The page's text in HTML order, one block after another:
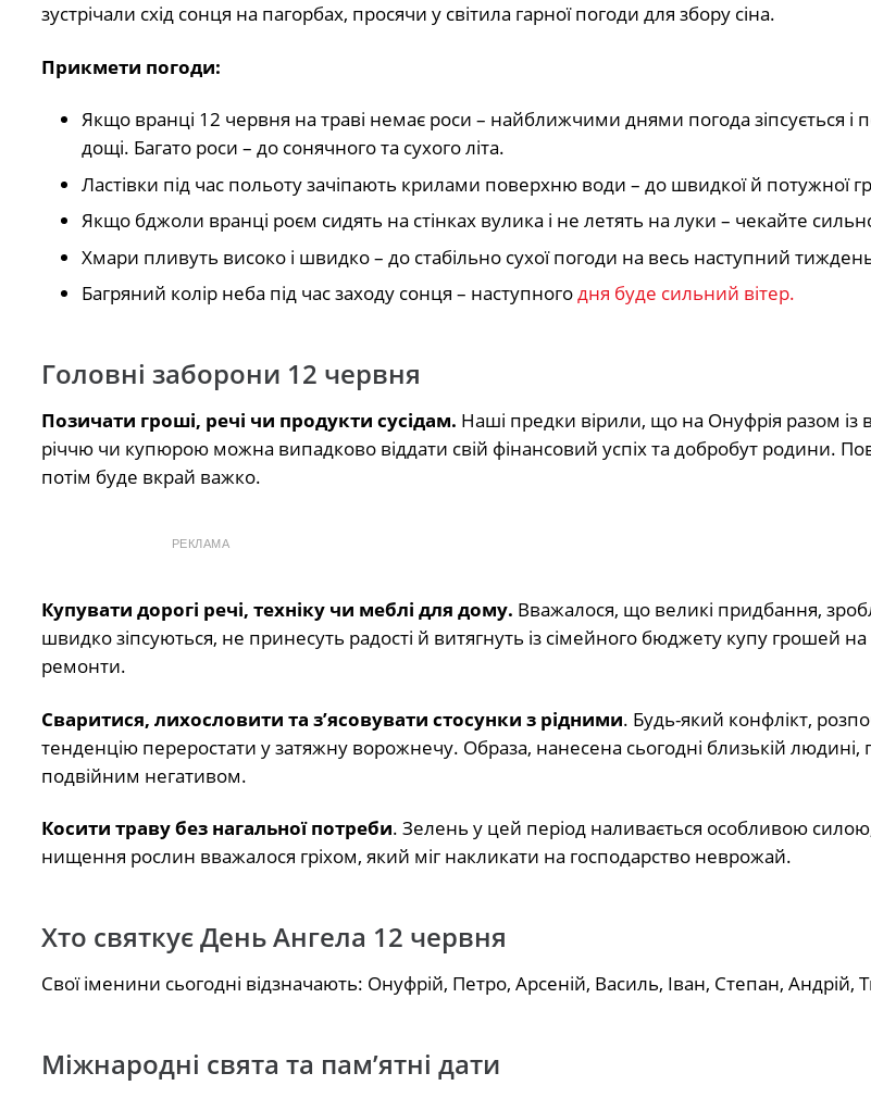
зустрічали схід сонця на пагорбах, просячи у світила гарної погоди для збору сіна.
Прикмети погоди:
Якщо вранці 12 червня на траві немає роси – найближчими днями погода зіпсується і
дощі. Багато роси – до сонячного та сухого літа.
Ластівки під час польоту зачіпають крилами поверхню води – до швидкої й потужної
Якщо бджоли вранці роєм сидять на стінках вулика і не летять на луки – чекайте
Хмари пливуть високо і швидко – до стабільно сухої погоди на весь наступний
Багряний колір неба під час заходу сонця – наступногодня буде сильний вітер.
Головні заборони 12 червня
Позичати гроші, речі чи продукти сусідам. Наші предки вірили, що на Онуфрія разом із
річчю чи купюрою можна випадково віддати свій фінансовий успіх та добробут родини.
потім буде вкрай важко.
РЕКЛАМА
Купувати дорогі речі, техніку чи меблі для дому. Вважалося, що великі придбання,
швидко зіпсуються, не принесуть радості й витягнуть із сімейного бюджету купу грошей
ремонти.
Сваритися, лихословити та з’ясовувати стосунки з рідними. Будь-який конфлікт,
тенденцію переростати у затяжну ворожнечу. Образа, нанесена сьогодні близькій людині,
подвійним негативом.
Косити траву без нагальної потреби. Зелень у цей період наливається особливою
нищення рослин вважалося гріхом, який міг накликати на господарство неврожай.
Хто святкує День Ангела 12 червня
Свої іменини сьогодні відзначають: Онуфрій, Петро, Арсеній, Василь, Іван, Степан, Андрій,
Міжнародні свята та пам’ятні дати